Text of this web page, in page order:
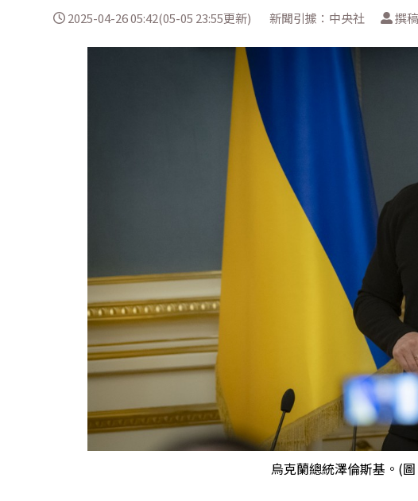
2025-04-26 05:42(05-05 23:55更新) 新聞引據：中央社 撰
烏克蘭總統澤倫斯基。(